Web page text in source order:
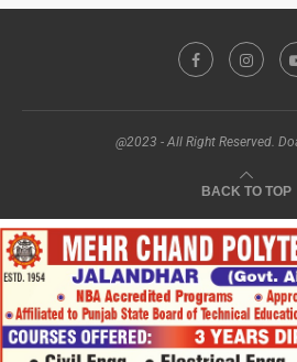
@2023 - All Right Reserved.
BACK TO TOP